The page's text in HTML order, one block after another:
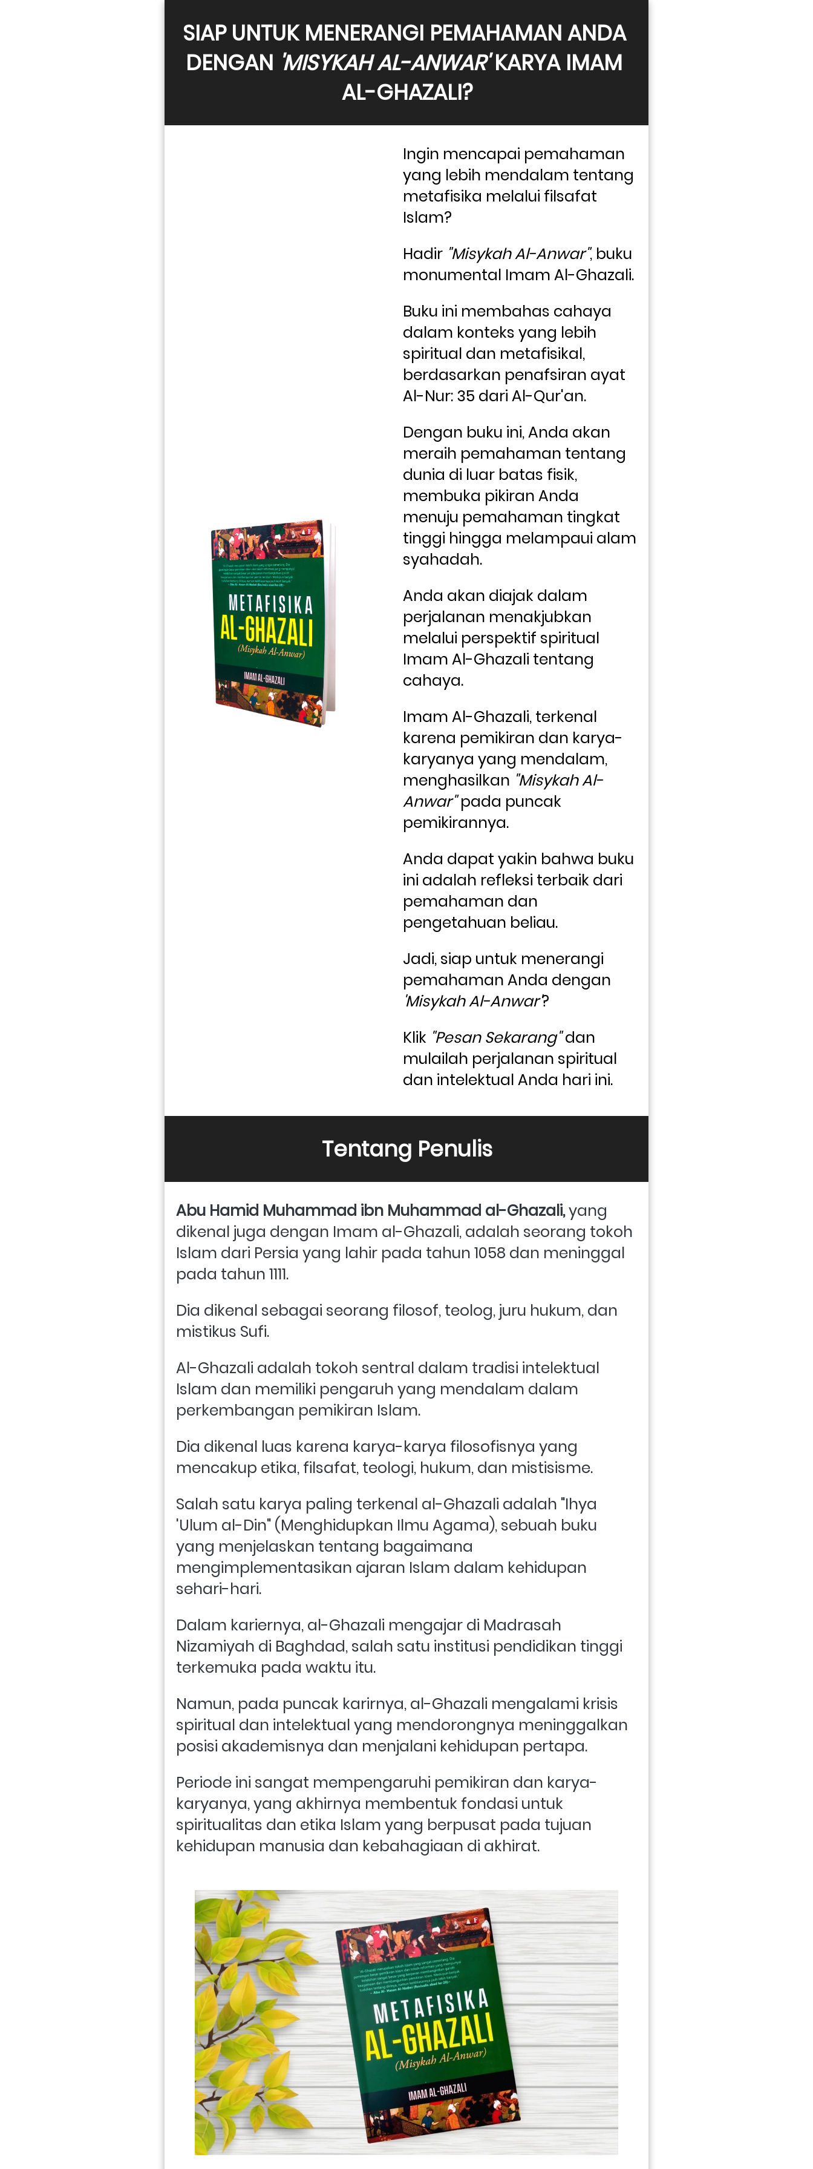
SIAP UNTUK MENERANGI PEMAHAMAN ANDA
DENGAN 'MISYKAH AL-ANWAR' KARYA IMAM
AL-GHAZALI?
Ingin mencapai pemahaman
yang lebih mendalam tentang
metafisika melalui filsafat
Islam?
Hadir "Misykah Al-Anwar", buku
Buku ini membahas cahaya
dalam konteks yang lebih
spiritual dan metafisikal,
berdasarkan penafsiran ayat
Al-Nur: 35 dari Al-Qur'an.
Dengan buku ini, Anda akan
meraih pemahaman tentang
dunia di luar batas fisik,
membuka pikiran Anda
menuju pemahaman tingkat
tinggi hingga melampaui alam
syahadah.
Anda akan diajak dalam
perjalanan menakjubkan
melalui perspektif spiritual
Imam Al-Ghazali tentang
cahaya.
Imam Al-Ghazali, terkenal
karena pemikiran dan karya-
karyanya yang mendalam,
menghasilkan "Misykah Al-
Anwar" pada puncak
pemikirannya.
Anda dapat yakin bahwa buku
ini adalah refleksi terbaik dari
pemahaman dan
pengetahuan beliau.
Jadi, siap untuk menerangi
'Misykah Al-Anwar'?
Klik "Pesan Sekarang" dan
mulailah perjalanan spiritual
dan intelektual Anda hari ini.
Tentang Penulis
Abu Hamid Muhammad ibn Muhammad al-Ghazali, yang
dikenal juga dengan Imam al-Ghazali, adalah seorang tokoh
Islam dari Persia yang lahir pada tahun 1058 dan meninggal
pada tahun 1111.
Dia dikenal sebagai seorang filosof, teolog, juru hukum, dan
mistikus Sufi.
Al-Ghazali adalah tokoh sentral dalam tradisi intelektual
Islam dan memiliki pengaruh yang mendalam dalam
perkembangan pemikiran Islam.
Dia dikenal luas karena karya-karya filosofisnya yang
mencakup etika, filsafat, teologi, hukum, dan mistisisme.
Salah satu karya paling terkenal al-Ghazali adalah "Ihya
'Ulum al-Din" (Menghidupkan Ilmu Agama), sebuah buku
yang menjelaskan tentang bagaimana
mengimplementasikan ajaran Islam dalam kehidupan
sehari-hari.
Dalam kariernya, al-Ghazali mengajar di Madrasah
Nizamiyah di Baghdad, salah satu institusi pendidikan tinggi
terkemuka pada waktu itu.
Namun, pada puncak karirnya, al-Ghazali mengalami krisis
spiritual dan intelektual yang mendorongnya meninggalkan
posisi akademisnya dan menjalani kehidupan pertapa.
Periode ini sangat mempengaruhi pemikiran dan karya-
karyanya, yang akhirnya membentuk fondasi untuk
spiritualitas dan etika Islam yang berpusat pada tujuan
kehidupan manusia dan kebahagiaan di akhirat.